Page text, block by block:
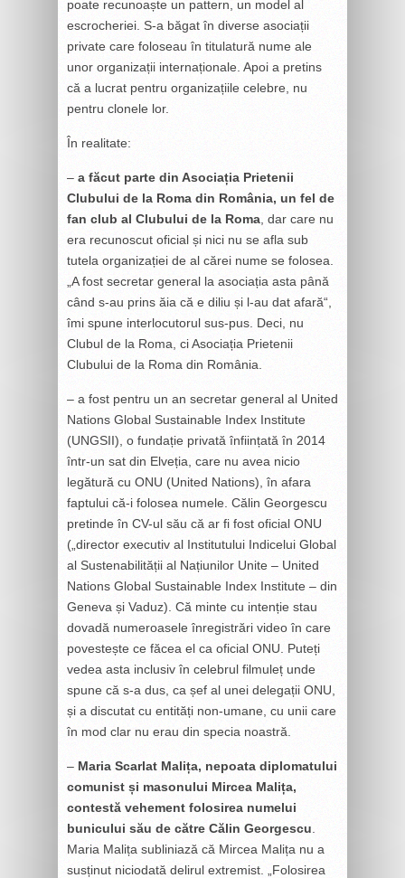
poate recunoaște un pattern, un model al
escrocheriei. S-a băgat în diverse asociații
private care foloseau în titulatură nume ale
unor organizații internaționale. Apoi a pretins
că a lucrat pentru organizațiile celebre, nu
pentru clonele lor.
În realitate:
– a făcut parte din Asociația Prietenii
Clubului de la Roma din România, un fel de
fan club al Clubului de la Roma , dar care nu
era recunoscut oficial și nici nu se afla sub
tutela organizației de al cărei nume se folosea.
„A fost secretar general la asociația asta până
când s-au prins ăia că e diliu și l-au dat afară“,
îmi spune interlocutorul sus-pus. Deci, nu
Clubul de la Roma, ci Asociația Prietenii
Clubului de la Roma din România.
– a fost pentru un an secretar general al United
Nations Global Sustainable Index Institute
(UNGSII), o fundație privată înființată în 2014
într-un sat din Elveția, care nu avea nicio
legătură cu ONU (United Nations), în afara
faptului că-i folosea numele. Călin Georgescu
pretinde în CV-ul său că ar fi fost oficial ONU
(„director executiv al Institutului Indicelui Global
al Sustenabilității al Națiunilor Unite – United
Nations Global Sustainable Index Institute – din
Geneva și Vaduz). Că minte cu intenție stau
dovadă numeroasele înregistrări video în care
povestește ce făcea el ca oficial ONU. Puteți
vedea asta inclusiv în celebrul filmuleț unde
spune că s-a dus, ca șef al unei delegații ONU,
și a discutat cu entități non-umane, cu unii care
în mod clar nu erau din specia noastră.
– Maria Scarlat Malița, nepoata diplomatului
comunist și masonului Mircea Malița,
contestă vehement folosirea numelui
bunicului său de către Călin Georgescu
Maria Malița subliniază că Mircea Malița nu a
susținut niciodată delirul extremist. „Folosirea